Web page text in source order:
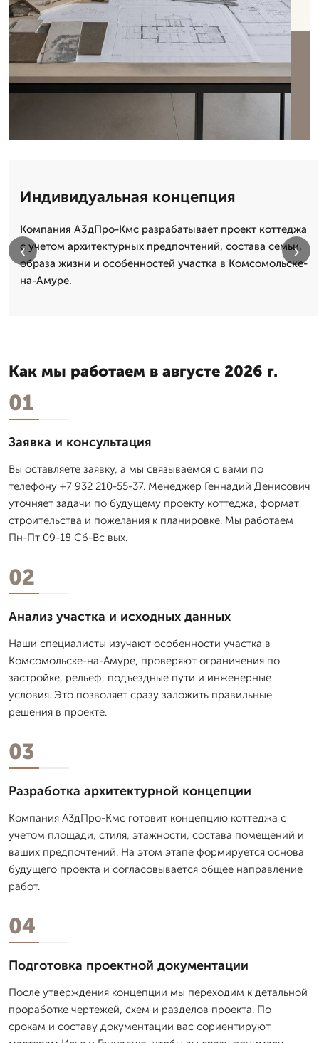
Индивидуальная концепция
Компания А3дПро-Кмс разрабатывает проект коттеджа
с учетом архитектурных предпочтений, состава семьи,
образа жизни и особенностей участка в Комсомольске-
на-Амуре.
‹ ›
Как мы работаем в августе 2026 г.
01
Заявка и консультация
Вы оставляете заявку, а мы связываемся с вами по
телефону +7 932 210-55-37. Менеджер Геннадий Денисович
уточняет задачи по будущему проекту коттеджа, формат
строительства и пожелания к планировке. Мы работаем
Пн-Пт 09-18 Сб-Вс вых.
02
Анализ участка и исходных данных
Наши специалисты изучают особенности участка в
Комсомольске-на-Амуре, проверяют ограничения по
застройке, рельеф, подъездные пути и инженерные
условия. Это позволяет сразу заложить правильные
решения в проекте.
03
Разработка архитектурной концепции
Компания А3дПро-Кмс готовит концепцию коттеджа с
учетом площади, стиля, этажности, состава помещений и
ваших предпочтений. На этом этапе формируется основа
будущего проекта и согласовывается общее направление
работ.
04
Подготовка проектной документации
После утверждения концепции мы переходим к детальной
проработке чертежей, схем и разделов проекта. По
срокам и составу документации вас сориентируют